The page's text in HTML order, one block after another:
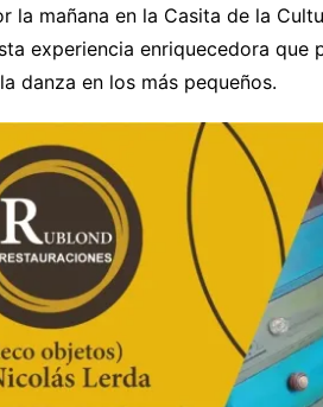
la mañana en la Casita de la
experiencia enriquecedora
danza en los más pequeños.